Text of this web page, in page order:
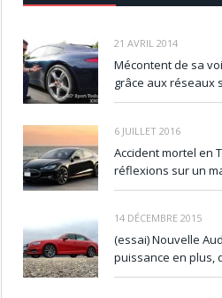
21 AVRIL 2014
Mécontent de sa
grâce aux réseaux
6 JUILLET 2016
Accident mortel en
réflexions sur un
14 DÉCEMBRE 2015
(essai) Nouvelle
puissance en plus,